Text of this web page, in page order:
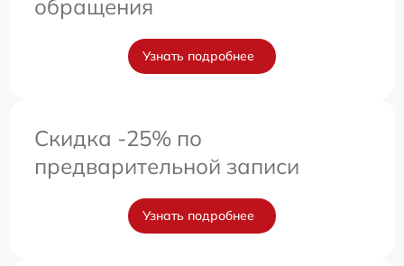
обращения
Узнать подробнее
Скидка -25% по
предварительной записи
Узнать подробнее